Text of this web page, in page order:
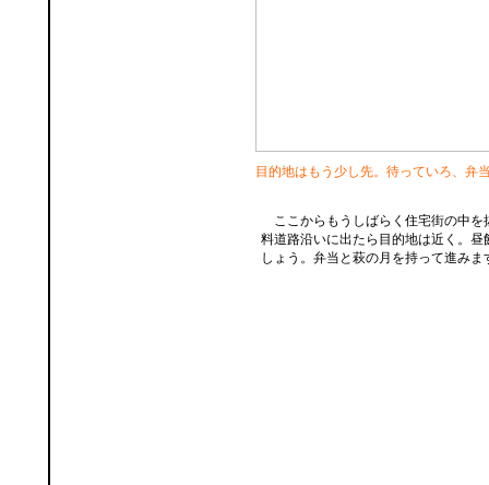
目的地はもう少し先。待っていろ、弁
ここからもうしばらく住宅街の中を
料道路沿いに出たら目的地は近く。昼
しょう。弁当と萩の月を持って進みま